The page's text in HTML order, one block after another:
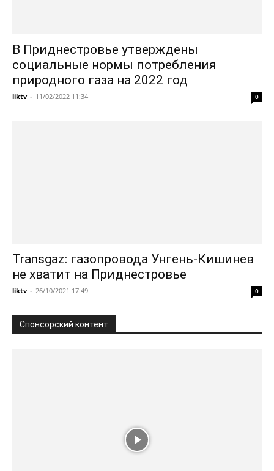
В Приднестровье утверждены
социальные нормы потребления
природного газа на 2022 год
liktv - 11/02/2022 11:34 0
Transgaz: газопровода Унгень-Кишинев
не хватит на Приднестровье
liktv - 26/10/2021 17:49 0
Спонсорский контент